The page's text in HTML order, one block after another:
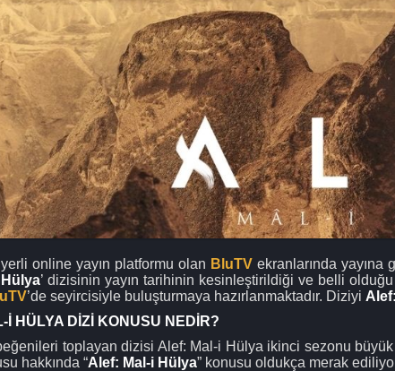
online yayın platformu olan BluTVekranlarında yayına
’ dizisinin yayın tarihinin kesinleştirildiği ve belli
’de seyircisiyle buluşturmaya hazırlanmaktadır. Diziyi
İ HÜLYA DİZİ KONUSU NEDİR?
toplayan dizisi Alef: Mal-i Hülya ikinci sezonu
hakkında “Alef: Mal-i Hülya” konusu oldukça merak